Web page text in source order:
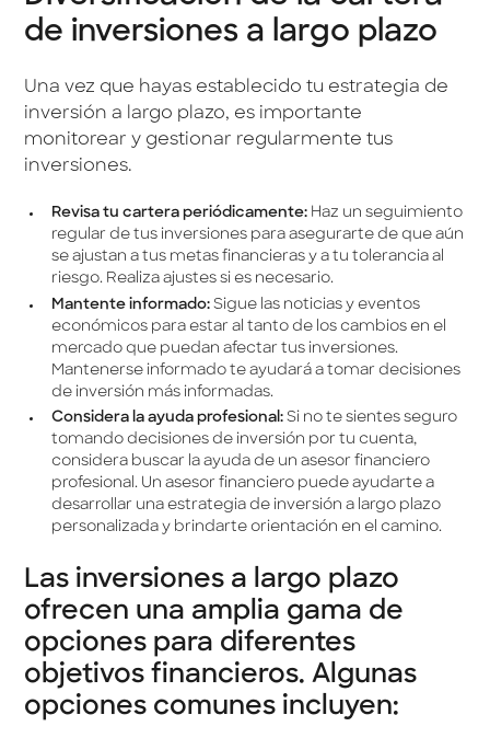
de inversiones a largo plazo
Una vez que hayas establecido tu estrategia de
inversión a largo plazo, es importante
monitorear y gestionar regularmente tus
inversiones.
Revisa tu cartera periódicamente:Haz un seguimiento
regular de tus inversiones para asegurarte de que aún
se ajustan a tus metas financieras y a tu tolerancia al
riesgo. Realiza ajustes si es necesario.
Mantente informado: Sigue las noticias y eventos
económicos para estar al tanto de los cambios en el
mercado que puedan afectar tus inversiones.
Mantenerse informado te ayudará a tomar decisiones
de inversión más informadas.
Considera la ayuda profesional: Si no te sientes seguro
tomando decisiones de inversión por tu cuenta,
considera buscar la ayuda de un asesor financiero
profesional. Un asesor financiero puede ayudarte a
desarrollar una estrategia de inversión a largo plazo
personalizada y brindarte orientación en el camino.
Las inversiones a largo plazo
ofrecen una amplia gama de
opciones para diferentes
objetivos financieros. Algunas
opciones comunes incluyen: